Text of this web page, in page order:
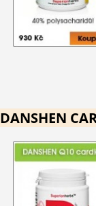
DANSHEN